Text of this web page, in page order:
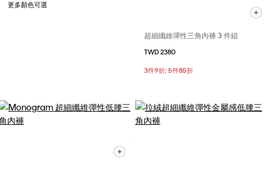
更多顏色可選
超細纖維彈性三角內褲 3 件組
TWD 2380
3件9折; 5件85折